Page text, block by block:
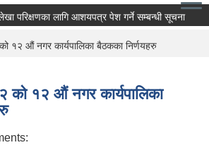
परिक्षणका लागि आशयपत्र पेश गर्ने सम्बन्धी सूचना
औं नगर कार्यपालिका बैठकका निर्णयहरु
१२ औं नगर कार्यपालिका